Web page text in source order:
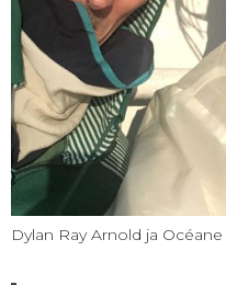
Dylan Ray Arnold ja